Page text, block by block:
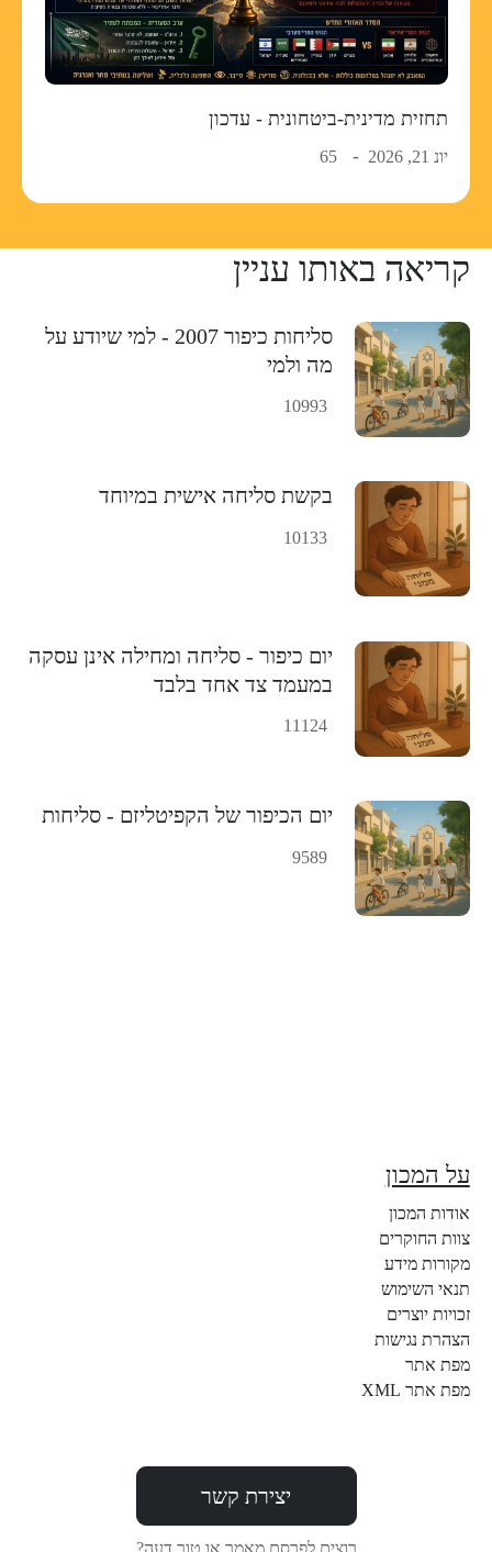
תחזית מדינית-ביטחונית - עדכון
יונ 21, 2026 65
קריאה באותו עניין
סליחות כיפור 2007 - למי שיודע על
מה ולמי
10993
בקשת סליחה אישית במיוחד
10133
יום כיפור - סליחה ומחילה אינן עסקה
במעמד צד אחד בלבד
11124
יום הכיפור של הקפיטליזם - סליחות
9589
על המכון
אודות המכון
צוות החוקרים
מקורות מידע
תנאי השימוש
זכויות יוצרים
הצהרת נגישות
מפת אתר
מפת אתר XML
יצירת קשר
רוצים לפרסם מאמר או טור דעה?